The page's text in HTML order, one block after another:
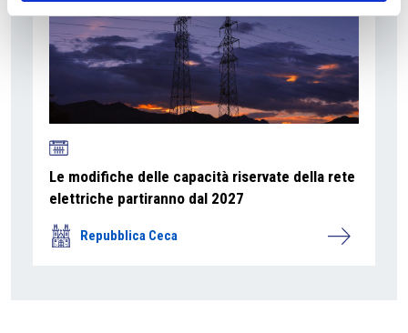
Le modifiche delle capacità riservate della rete
elettriche partiranno dal 2027
Repubblica Ceca